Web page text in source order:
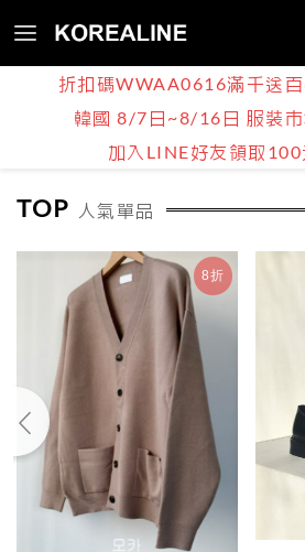
折扣碼WWAA0616滿千送
韓國 8/7日~8/16日 服裝
加入LINE好友領取
BOY |
TOP 人氣單品
8折